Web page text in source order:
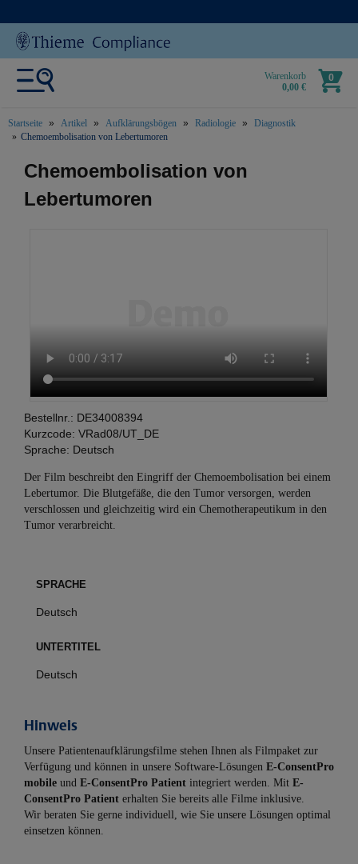
Warenkorb
0,00 €
0
Startseite Artikel Aufklärungsbögen Radiologie
Diagnostik
Chemoembolisation von Lebertumoren
text.skipToContent
text.skipToNavigation
Chemoembolisation von
Lebertumoren
Bestellnr.: DE34008394
Kurzcode: VRad08/UT_DE
Sprache: Deutsch
Der Film beschreibt den Eingriff der Chemoembolisation bei einem
Lebertumor. Die Blutgefäße, die den Tumor versorgen, werden
verschlossen und gleichzeitig wird ein Chemotherapeutikum in den
Tumor verarbreicht.
SPRACHE
Deutsch
UNTERTITEL
Deutsch
Hinweis
Unsere Patientenaufklärungsfilme stehen Ihnen als Filmpaket zur
Verfügung und können in unsere Software-Lösungen E-ConsentPro
mobile und E-ConsentPro Patient integriert werden. Mit E-
ConsentPro Patient erhalten Sie bereits alle Filme inklusive.
Wir beraten Sie gerne individuell, wie Sie unsere Lösungen optimal
einsetzen können.